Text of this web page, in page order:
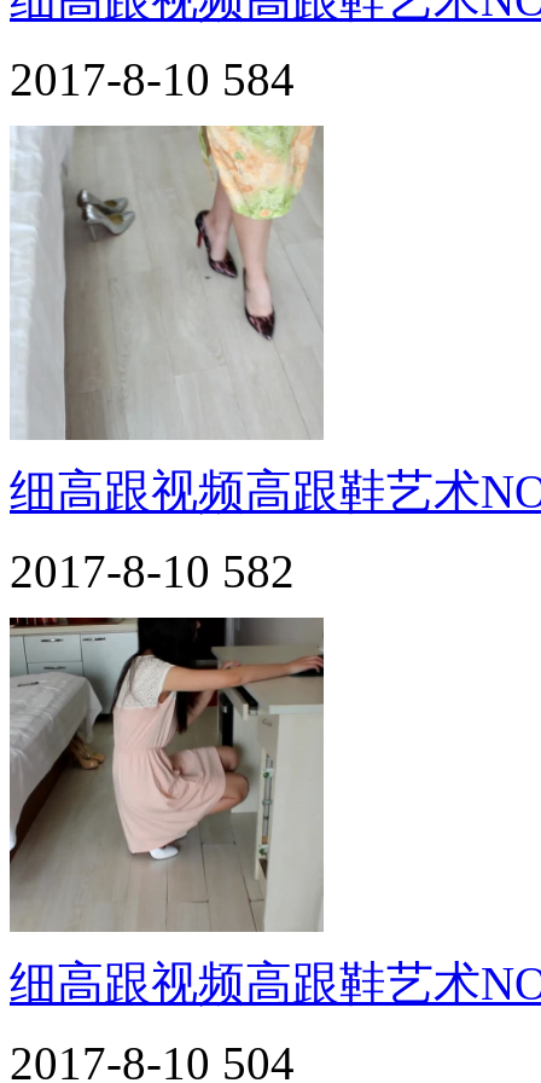
2017-8-10 584
细高跟视频高跟鞋艺术
2017-8-10 582
细高跟视频高跟鞋艺术
2017-8-10 504